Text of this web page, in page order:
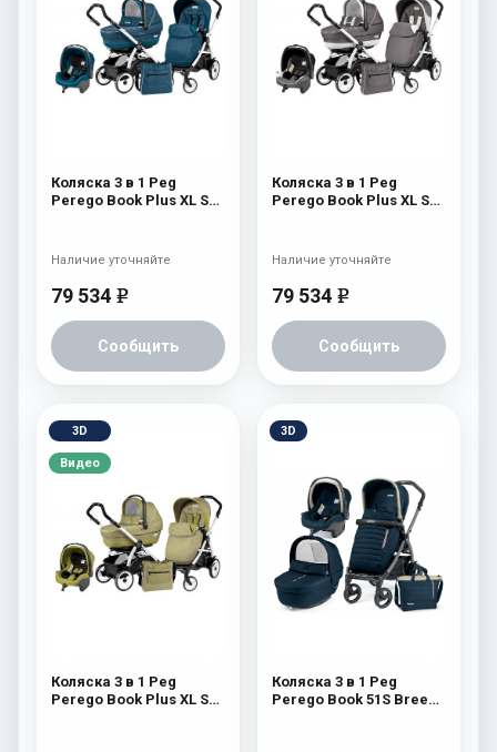
Коляска 3 в 1 Peg
Perego Book Plus XL Set
Saxony Blue
79 534 e
Сообщить
Наличие уточняйте
Коляска 3 в 1 Peg
Perego Book Plus XL Set
Piccadilly
79 534 e
Сообщить
Наличие уточняйте
3D
Видео
Коляска 3 в 1 Peg
Perego Book Plus XL Set
3D
Коляска 3 в 1 Peg
Perego Book 51S Breeze